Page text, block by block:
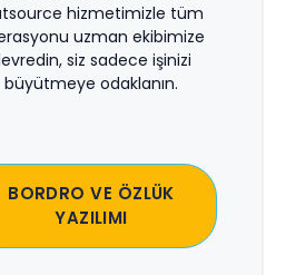
hizmetimizle tüm
uzman ekibimize
siz sadece işinizi
büyütmeye odaklanın.
BORDRO VE ÖZLÜK
YAZILIMI